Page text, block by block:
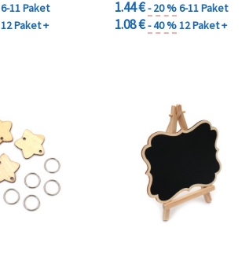
6-11 Paket
12 Paket +
1.44 €- 20 %6-11 Paket
1.08 €- 40 %12 Paket +